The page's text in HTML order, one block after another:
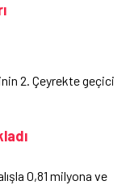
2. Çeyrekte geçici
0,81 milyona ve